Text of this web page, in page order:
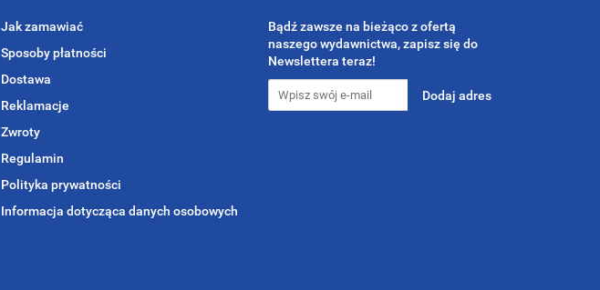
Jak zamawiać
Sposoby płatności
Dostawa
Reklamacje
Zwroty
Regulamin
Polityka prywatności
Informacja dotycząca danych osobowych
Bądź zawsze na bieżąco z ofertą
naszego wydawnictwa, zapisz się do
Newslettera teraz!